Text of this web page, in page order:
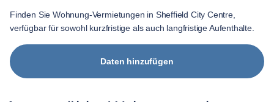
Finden Sie Wohnung-Vermietungen in Sheffield City Centre,
verfügbar für sowohl kurzfristige als auch langfristige Aufenthalte.
Daten hinzufügen